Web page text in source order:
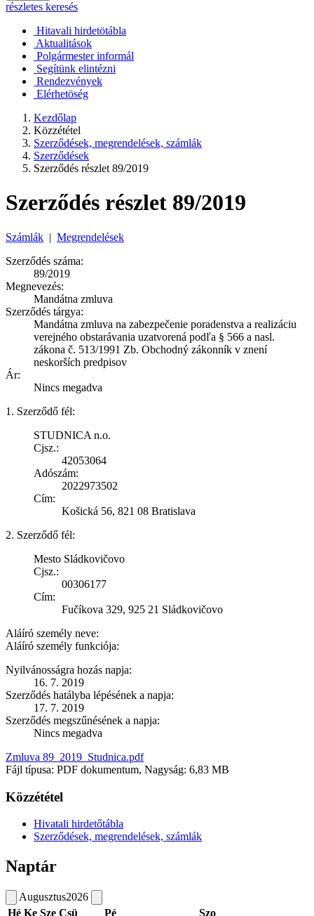
részletes keresés
Hitavali hirdetötábla
Aktualitások
Polgármester informál
Segítünk elintézni
Rendezvények
Elérhetöség
Kezdőlap
Közzététel
Szerződések, megrendelések, számlák
Szerződések
Szerződés részlet 89/2019
Szerződés részlet 89/2019
Számlák | Megrendelések
Szerződés száma:
89/2019
Megnevezés:
Mandátna zmluva
Szerződés tárgya:
Mandátna zmluva na zabezpečenie poradenstva a realizáciu
verejného obstarávania uzatvorená podľa § 566 a nasl.
zákona č. 513/1991 Zb. Obchodný zákonník v znení
neskorších predpisov
Ár:
Nincs megadva
1. Szerződő fél:
STUDNICA n.o.
Cjsz.:
42053064
Adószám:
2022973502
Cím:
Košická 56, 821 08 Bratislava
2. Szerződő fél:
Mesto Sládkovičovo
Cjsz.:
00306177
Cím:
Fučíkova 329, 925 21 Sládkovičovo
Aláíró személy neve:
Aláíró személy funkciója:
Nyilvánosságra hozás napja:
16. 7. 2019
Szerződés hatályba lépésének a napja:
17. 7. 2019
Szerződés megszűnésének a napja:
Nincs megadva
Zmluva 89_2019_Studnica.pdf
Fájl típusa: PDF dokumentum, Nagyság: 6,83 MB
Közzététel
Hivatali hirdetőtábla
Szerződések, megrendelések, számlák
Naptár
Augusztus2026
Hé Ke Sze Csü Pé Szo